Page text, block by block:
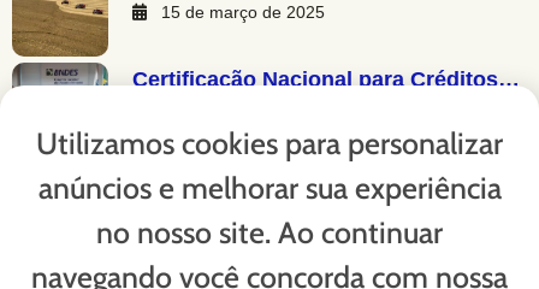
15 de março de 2025
Certificação Nacional para Créditos…
Copyright © 2023. Verum Carbo - Todos os direitos
reservados.
Utilizamos cookies para personalizar
anúncios e melhorar sua experiência
no nosso site. Ao continuar
navegando você concorda com nossa